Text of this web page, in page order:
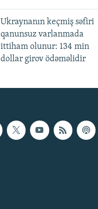
Ukraynanın keçmiş səfiri
qanunsuz varlanmada
ittiham olunur: 134 min
dollar girov ödəməlidir